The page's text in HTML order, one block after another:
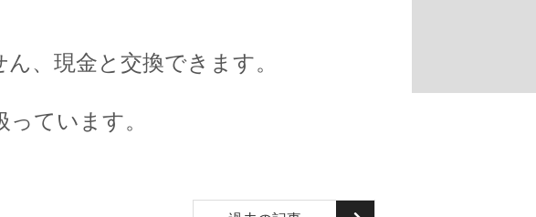
、現金と交換できます。
ています。